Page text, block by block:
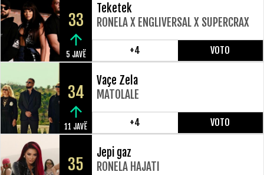
33
5 JAVË
Teketek
RONELA X ENGLIVERSAL X SUPERCRAX
+4 VOTO
34
11 JAVË
Vaçe Zela
MATOLALE
+4 VOTO
35
Jepi gaz
RONELA HAJATI